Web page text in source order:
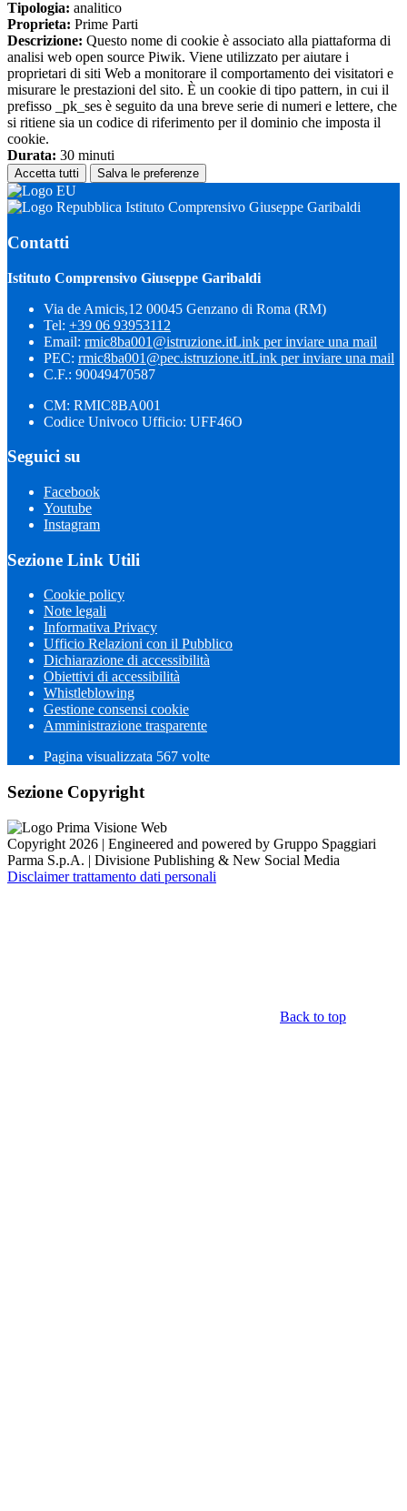
Tipologia: analitico
Proprieta: Prime Parti
Descrizione: Questo nome di cookie è associato alla piattaforma di
analisi web open source Piwik. Viene utilizzato per aiutare i
proprietari di siti Web a monitorare il comportamento dei visitatori e
misurare le prestazioni del sito. È un cookie di tipo pattern, in cui il
prefisso _pk_ses è seguito da una breve serie di numeri e lettere, che
si ritiene sia un codice di riferimento per il dominio che imposta il
cookie.
Durata: 30 minuti
Accetta tutti Salva le preferenze
Istituto Comprensivo Giuseppe Garibaldi
Contatti
Istituto Comprensivo Giuseppe Garibaldi
Via de Amicis,12 00045 Genzano di Roma (RM)
Tel: +39 06 93953112
Email: rmic8ba001@istruzione.itLink per inviare una mail
PEC: rmic8ba001@pec.istruzione.itLink per inviare una mail
C.F.: 90049470587
CM: RMIC8BA001
Codice Univoco Ufficio: UFF46O
Seguici su
Facebook
Youtube
Instagram
Sezione Link Utili
Cookie policy
Note legali
Informativa Privacy
Ufficio Relazioni con il Pubblico
Dichiarazione di accessibilità
Obiettivi di accessibilità
Whistleblowing
Gestione consensi cookie
Amministrazione trasparente
Pagina visualizzata 567 volte
Sezione Copyright
Copyright 2026 | Engineered and powered by Gruppo Spaggiari
Parma S.p.A. | Divisione Publishing & New Social Media
Disclaimer trattamento dati personali
Back to top